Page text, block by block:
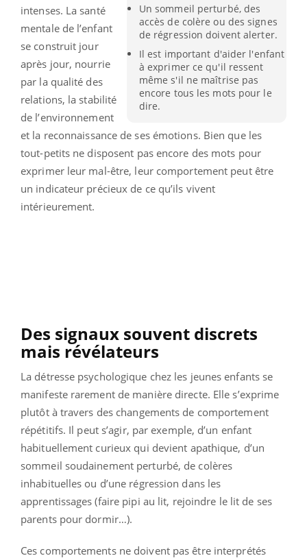
Un sommeil perturbé, des
accès de colère ou des signes
de régression doivent alerter.
Il est important d'aider l'enfant
à exprimer ce qu'il ressent
même s'il ne maîtrise pas
encore tous les mots pour le
dire.
intenses. La santé
mentale de l’enfant
se construit jour
après jour, nourrie
par la qualité des
relations, la stabilité
de l’environnement
et la reconnaissance de ses émotions. Bien que les
tout-petits ne disposent pas encore des mots pour
exprimer leur mal-être, leur comportement peut être
un indicateur précieux de ce qu’ils vivent
intérieurement.
Des signaux souvent discrets
mais révélateurs
La détresse psychologique chez les jeunes enfants se
manifeste rarement de manière directe. Elle s’exprime
plutôt à travers des changements de comportement
répétitifs. Il peut s’agir, par exemple, d’un enfant
habituellement curieux qui devient apathique, d’un
sommeil soudainement perturbé, de colères
inhabituelles ou d’une régression dans les
apprentissages (faire pipi au lit, rejoindre le lit de ses
parents pour dormir…).
Ces comportements ne doivent pas être interprétés